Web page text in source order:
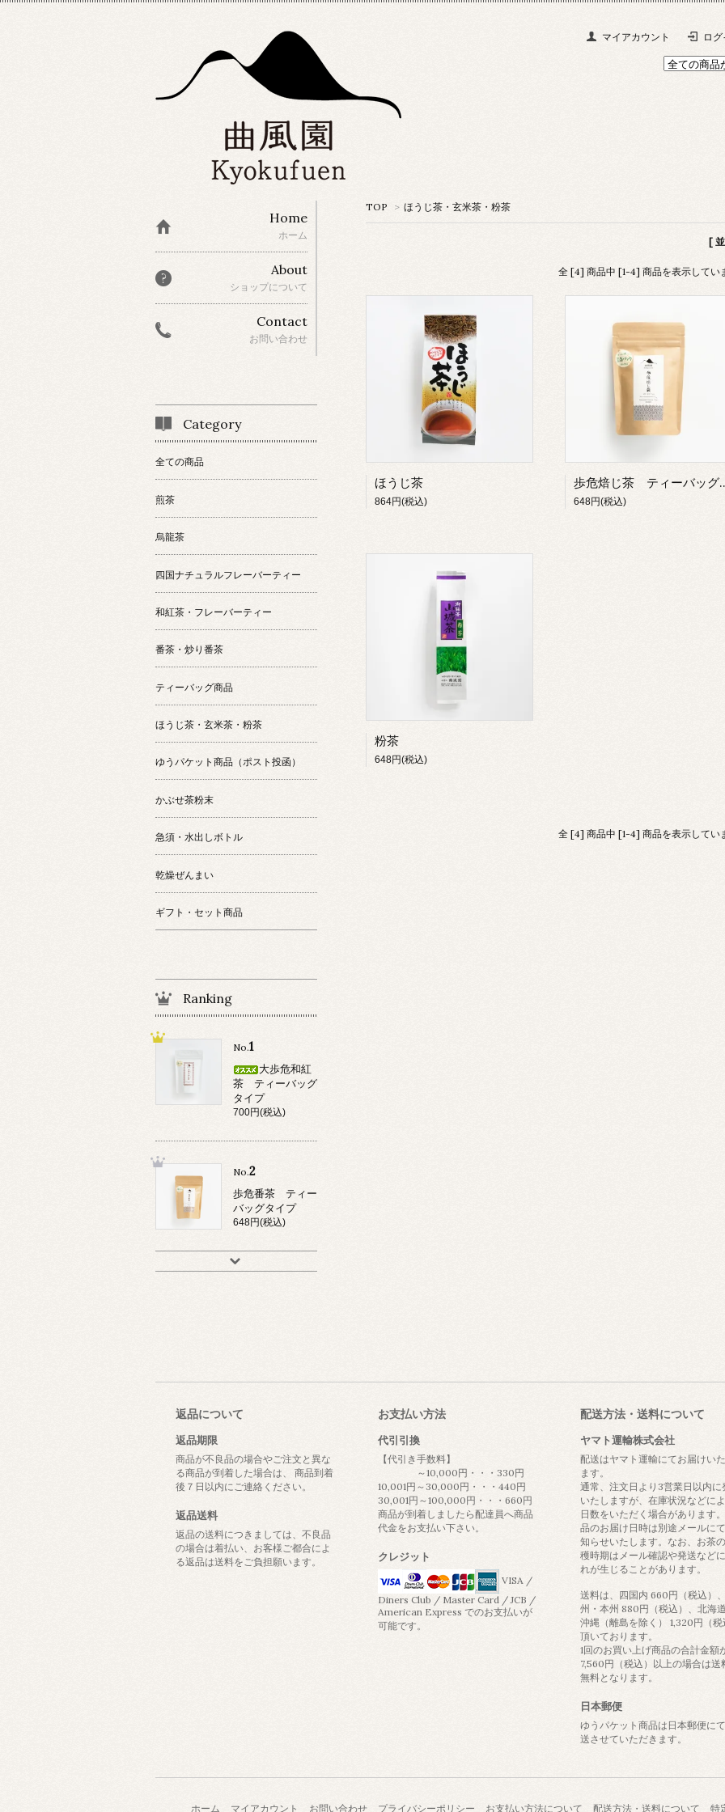
マイアカウント ロ
TOP > ほうじ茶・玄米茶・粉茶
[
全 [4] 商品中 [1-4] 商品を表示してい
ほうじ茶
864円(税込)
歩危焙じ
648円(税込)
粉茶
648円(税込)
全 [4] 商品中 [1-4] 商品を表示してい
Home
ホーム
About
ショップについて
Contact
お問い合わせ
Category
全ての商品
煎茶
烏龍茶
四国ナチュラルフレーバーティー
和紅茶・フレーバーティー
番茶・炒り番茶
ティーバッグ商品
ほうじ茶・玄米茶・粉茶
ゆうパケット商品（ポスト投函）
かぶせ茶粉末
急須・水出しボトル
乾燥ぜんまい
ギフト・セット商品
Ranking
No.1
大歩危和紅
茶 ティーバッグ
タイプ
700円(税込)
No.2
歩危番茶 ティー
バッグタイプ
648円(税込)
返品について
返品期限
商品が不良品の場合やご注文と異な
る商品が到着した場合は、 商品到着
後７日以内にご連絡ください。
返品送料
返品の送料につきましては、不良品
の場合は着払い、お客様ご都合によ
る返品は送料をご負担願います。
お支払い方法
代引引換
【代引き手数料】
～10,000円・・・330円
10,001円～30,000円・・・440円
30,001円～100,000円・・・660円
商品が到着しましたら配達員へ商品
代金をお支払い下さい。
クレジット
VISA /
Diners Club / Master Card / JCB /
American Express でのお支払いが
可能です。
配送方法・送料について
ヤマト運輸株式会社
配送はヤマト運輸にてお届けい
ます。
通常、注文日より3営業日以内に
いたしますが、在庫状況などに
日数をいただく場合があります
品のお届け日時は別途メールに
知らせいたします。なお、お茶
穫時期はメール確認や発送など
れが生じることがあります。
送料は、四国内 660円（税込）
州・本州 880円（税込）、北海
沖縄（離島を除く） 1,320円（税
頂いております。
1回のお買い上げ商品の合計金額
7,560円（税込）以上の場合は送
無料となります。
日本郵便
ゆうパケット商品は日本郵便に
送させていただきます。
ホーム マイアカウント お問い合わせ プライバシーポリシー お支払い方法について 配送方法・送料について 特